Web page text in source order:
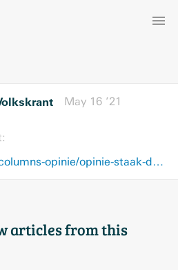
May 16 ’21
www.volkskrant.nl/columns-opinie/opinie-staak-de-belastingvoordelen-voor-de-super-rijken~b2a3873e/
articles from this